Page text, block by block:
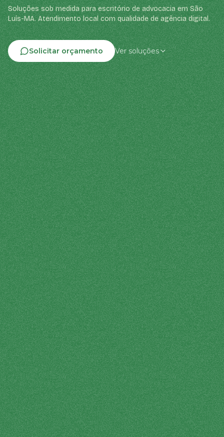
Soluções sob medida para escritório de advocacia em São
Luís-MA. Atendimento local com qualidade de agência digital.
Solicitar orçamento Ver soluções